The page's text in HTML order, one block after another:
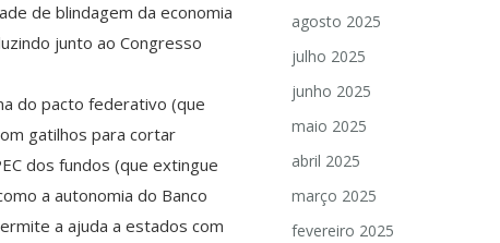
de blindagem da economia
junto ao Congresso
do pacto federativo (que
gatilhos para cortar
dos fundos (que extingue
a autonomia do Banco
a ajuda a estados com
agosto 2025
julho 2025
junho 2025
maio 2025
abril 2025
março 2025
fevereiro 2025